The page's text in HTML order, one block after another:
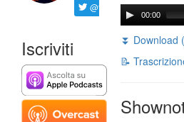
@ftrava
Iscriviti
00:00
⏬ Download
📝